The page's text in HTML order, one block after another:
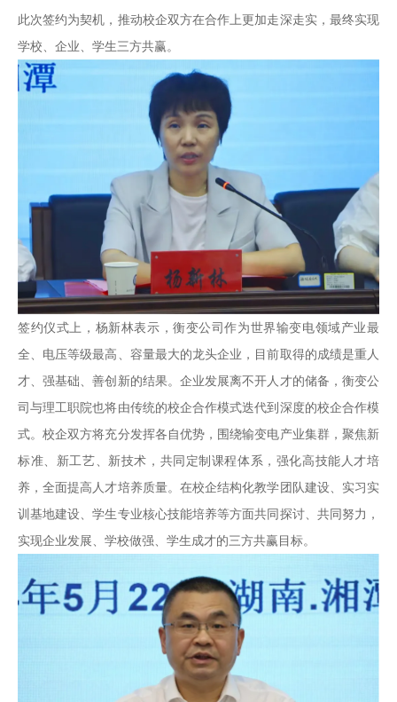
此次签约为契机，推动校企双方在合作上更加走深走实，最终实现
学校、企业、学生三方共赢。
签约仪式上，杨新林表示，衡变公司作为世界输变电领域产业最
全、电压等级最高、容量最大的龙头企业，目前取得的成绩是重人
才、强基础、善创新的结果。企业发展离不开人才的储备，衡变公
司与理工职院也将由传统的校企合作模式迭代到深度的校企合作模
式。校企双方将充分发挥各自优势，围绕输变电产业集群，聚焦新
标准、新工艺、新技术，共同定制课程体系，强化高技能人才培
养，全面提高人才培养质量。在校企结构化教学团队建设、实习实
训基地建设、学生专业核心技能培养等方面共同探讨、共同努力，
实现企业发展、学校做强、学生成才的三方共赢目标。